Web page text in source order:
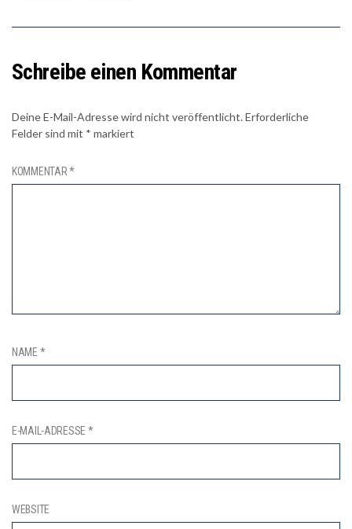
Schreibe einen Kommentar
Deine E-Mail-Adresse wird nicht veröffentlicht.Erforderliche
Felder sind mit * markiert
KOMMENTAR*
NAME *
E-MAIL-ADRESSE *
WEBSITE